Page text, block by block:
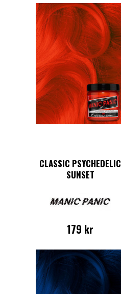
CLASSIC PSYCHEDELIC
SUNSET
179 kr